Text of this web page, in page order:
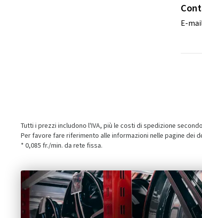
E-
Tutti i prezzi includono l'IVA, più le costi di spedizione
Per favore fare riferimento alle informazioni nelle pagine
* 0,085 fr./min. da rete fissa.